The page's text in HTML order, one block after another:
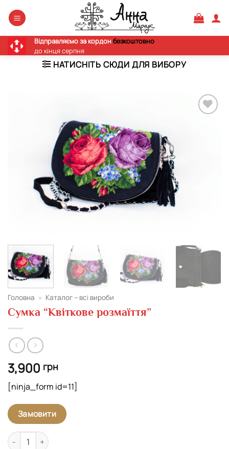
Відправляємо за кордонбезкоштовно
до кінця серпня
НАТИСНІТЬ СЮДИ ДЛЯ ВИБОРУ
Головна » Каталог – всі вироби
Сумка “Квіткове розмаїття”
3,900 грн
[ninja_form id=11]
Замовити
Сумка "Квіткове розмаїття" кількість